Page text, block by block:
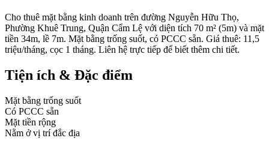
Cho thuê mặt bằng kinh doanh trên đường Nguyễn Hữu Thọ,
Phường Khuê Trung, Quận Cẩm Lệ với diện tích 70 m² (5m) và mặt
tiền 34m, lề 7m. Mặt bằng trống suốt, có PCCC sẵn. Giá thuê: 11,5
triệu/tháng, cọc 1 tháng. Liên hệ trực tiếp để biết thêm chi tiết.
Tiện ích & Đặc điểm
Mặt bằng trống suốt
Có PCCC sẵn
Mặt tiền rộng
Nằm ở vị trí đắc địa